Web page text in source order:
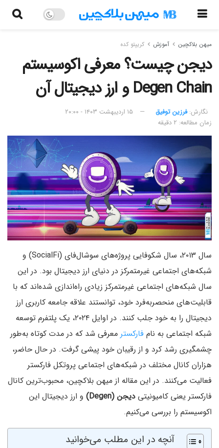
میهن بلاکچین آموزش کریپتو کده
دیجن چیست؟ معرفی اکوسیستم
Degen Chain و ارز دیجیتال آن
نگارش:‌ فرزین توفیق
۱۵ اردیبهشت ۱۴۰۳ - ۲۰:۰۰
زمان مطالعه: ۲ دقیقه
سال ۲۰۱۳، سال شکوفایی پروژه‌های سوشال‌فای (SocialFi) و
شبکه‌های اجتماعی غیرمتمرکز در دنیای ارز دیجیتال بود. در این
سال شبکه‌های اجتماعی غیرمتمرکز زیادی راه‌اندازی شده‌اند که با
قابلیت‌های منحصربه‌فرد خود، توانستند علاقه جامعه کاربری ارز
دیجیتال را به خود جلب کنند. در اوایل ۲۰۲۴، یک پلتفرم توسعه
شبکه اجتماعی به نام فارکستر معرفی شد که در مدت کوتاه به‌طور
چشمگیری رشد کرد و از رقیبان خود پیشی گرفت. در حال حاضر،
هزاران کانال مختلف در شبکه‌های اجتماعی پروتکل فارکستر
فعالیت می‌کنند. در این مقاله از میهن بلاکچین، محبوب‌ترین کانال
فارکستر یعنی کامیونیتی دیجن (Degen)
و ارز دیجیتال این
اکوسیستم را بررسی می‌کنیم.
آنچه در این مطلب می‌خوانید